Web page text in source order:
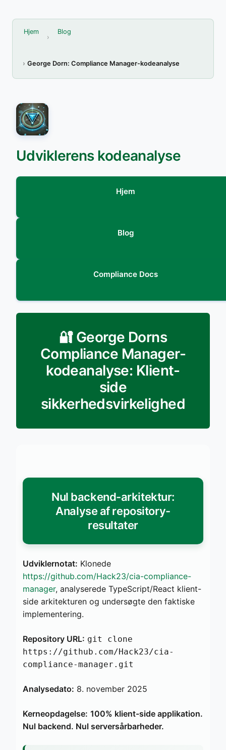
Hjem Blog
George Dorn: Compliance Manager-kodeanalyse
Udviklerens kodeanalyse
Hjem
Blog
Compliance Docs
🔐 George Dorns
Compliance Manager-
kodeanalyse: Klient-
side
sikkerhedsvirkelighed
Nul backend-arkitektur:
Analyse af repository-
resultater
Udviklernotat: Klonede
https://github.com/Hack23/cia-compliance-
manager, analyserede TypeScript/React klient-
side arkitekturen og undersøgte den faktiske
implementering.
Repository URL: git clone
https://github.com/Hack23/cia-
compliance-manager.git
Analysedato: 8. november 2025
Kerneopdagelse: 100% klient-side applikation.
Nul backend. Nul serversårbarheder.